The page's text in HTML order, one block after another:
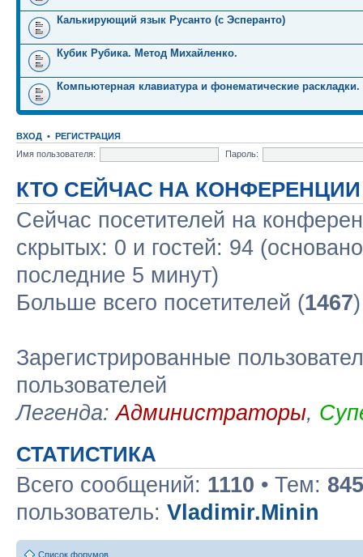
Калькирующий язык Русанто (с Эсперанто)
Кубик Рубика. Метод Михайленко.
Компьютерная клавиатура и фонематические раскладки.
ВХОД • РЕГИСТРАЦИЯ
Имя пользователя:
Пароль:
КТО СЕЙЧАС НА КОНФЕРЕНЦИИ
Сейчас посетителей на
скрытых: 0 и гостей: 94
последние 5 минут)
Больше всего посетителей (1467
Зарегистрированные
пользователей
Легенда:Администраторы,
СТАТИСТИКА
Всего сообщений: 1110 • Тем: 845
пользователь: Vladimir.Minin
Список форумов